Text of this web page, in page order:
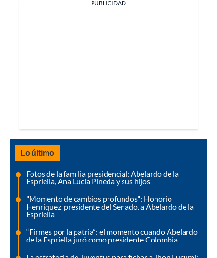
PUBLICIDAD
Lo último
Fotos de la familia presidencial: Abelardo de la
Espriella, Ana Lucía Pineda y sus hijos
"Momento de cambios profundos": Honorio
Henríquez, presidente del Senado, a Abelardo de la
Espriella
“Firmes por la patria”: el momento cuando Abelardo
de la Espriella juró como presidente Colombia